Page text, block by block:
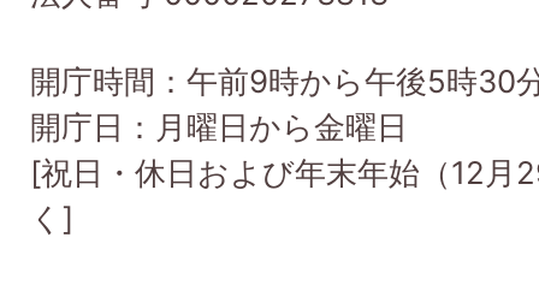
開庁時間：午前9時から午後5時30
開庁日：月曜日から金曜日
[祝日・休日および年末年始（12月
く]